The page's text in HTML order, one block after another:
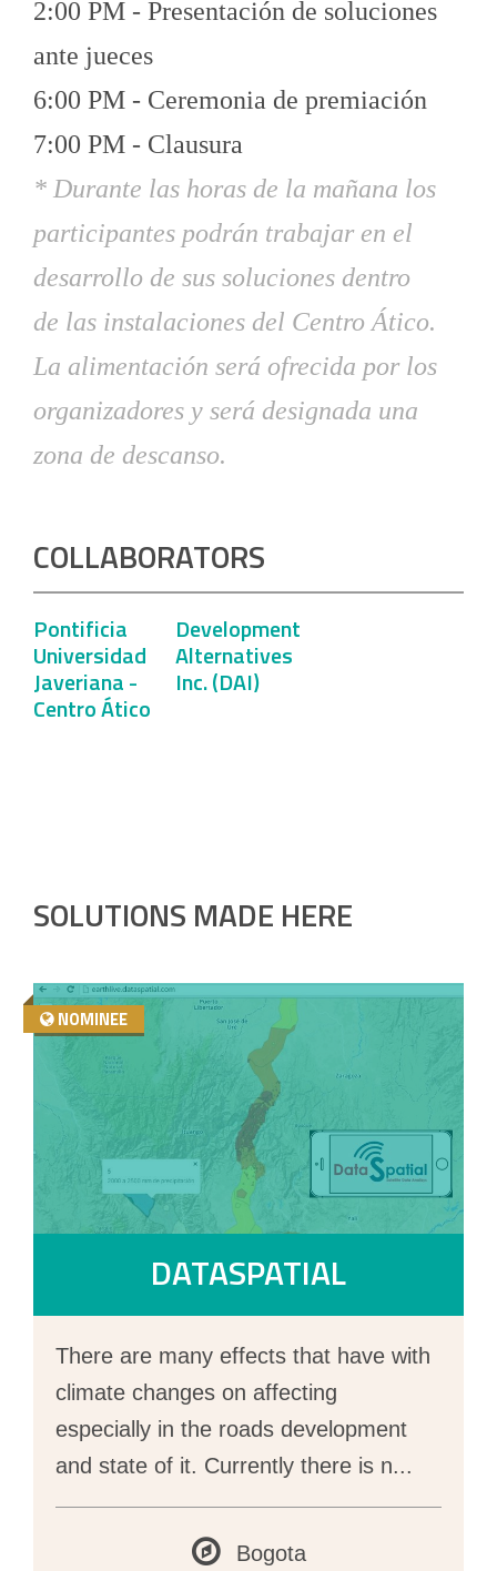
2:00 PM - Presentación de soluciones
ante jueces
6:00 PM - Ceremonia de premiación
7:00 PM - Clausura
* Durante las horas de la mañana los
participantes podrán trabajar en el
desarrollo de sus soluciones dentro
de las instalaciones del Centro Ático.
La alimentación será ofrecida por los
organizadores y será designada una
zona de descanso.
COLLABORATORS
Pontificia
Universidad
Javeriana -
Centro Ático
Development
Alternatives
Inc. (DAI)
SOLUTIONS MADE HERE
NOMINEE
DATASPATIAL
There are many effects that have with
climate changes on affecting
especially in the roads development
and state of it. Currently there is n...
Bogota